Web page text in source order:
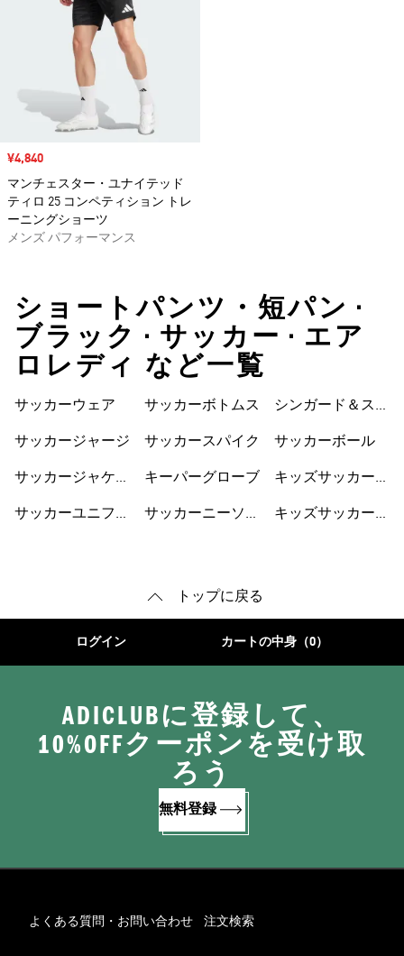
セール価格
¥4,840
マンチェスター・ユナイテッド
ティロ 25 コンペティション トレ
ーニングショーツ
メンズ パフォーマンス
ショートパンツ・短パン •
ブラック • サッカー • エア
ロレディ など一覧
サッカーウェア
サッカージャージ
サッカージャケッ
サッカーユニフォ
サッカーボトムス
サッカースパイク
キーパーグローブ
サッカーニーソッ
シンガード＆スト
サッカーボール
キッズサッカーウ
キッズサッカーシ
トップに戻る
ログイン カートの中身（0）
ADICLUBに登録して、
10%OFFクーポンを受け取
ろう
無料登録
よくある質問・お問い合わせ 注文検索